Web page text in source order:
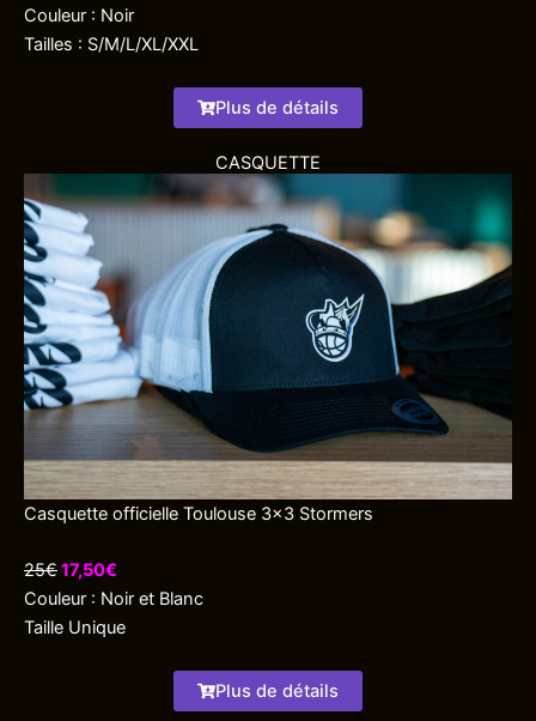
Couleur : Noir
Tailles : S/M/L/XL/XXL
Plus de détails
CASQUETTE
Casquette officielle Toulouse 3×3 Stormers
25€17,50€
Couleur : Noir et Blanc
Taille Unique
Plus de détails